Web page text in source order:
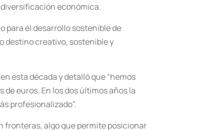
económica.
para el desarrollo sostenible de
destino creativo, sostenible y
esta década y detalló que “hemos
euros. En los dos últimos años la
profesionalizado”.
fronteras, algo que permite posicionar